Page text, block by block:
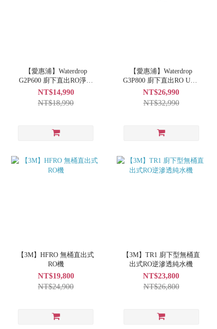
【愛惠浦】Waterdrop
G2P600 廚下直出RO淨水
器
NT$14,990
NT$18,990
【愛惠浦】Waterdrop
G3P800 廚下直出RO UVC
淨水器
NT$26,990
NT$32,990
【3M】HFRO 無桶直出式
RO機
NT$19,800
NT$24,900
【3M】TR1 廚下型無桶直
出式RO逆滲透純水機
NT$23,800
NT$26,800